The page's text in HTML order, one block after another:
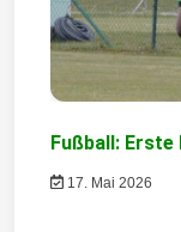
a
g
Fußball: Erste
17. Mai 2026